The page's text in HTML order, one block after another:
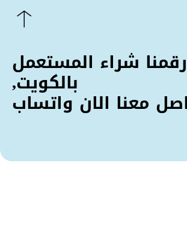
رقمنا شراء المستعمل
بالكويت,
معنا الان واتساب